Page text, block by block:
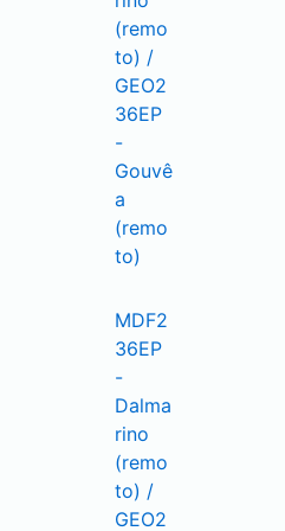
(remo
to) /
GEO2
36EP
-
Gouvê
a
(remo
to)
MDF2
36EP
-
Dalma
rino
(remo
to) /
GEO2